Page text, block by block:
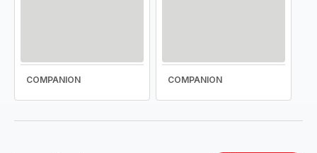
COMPANION COMPANION